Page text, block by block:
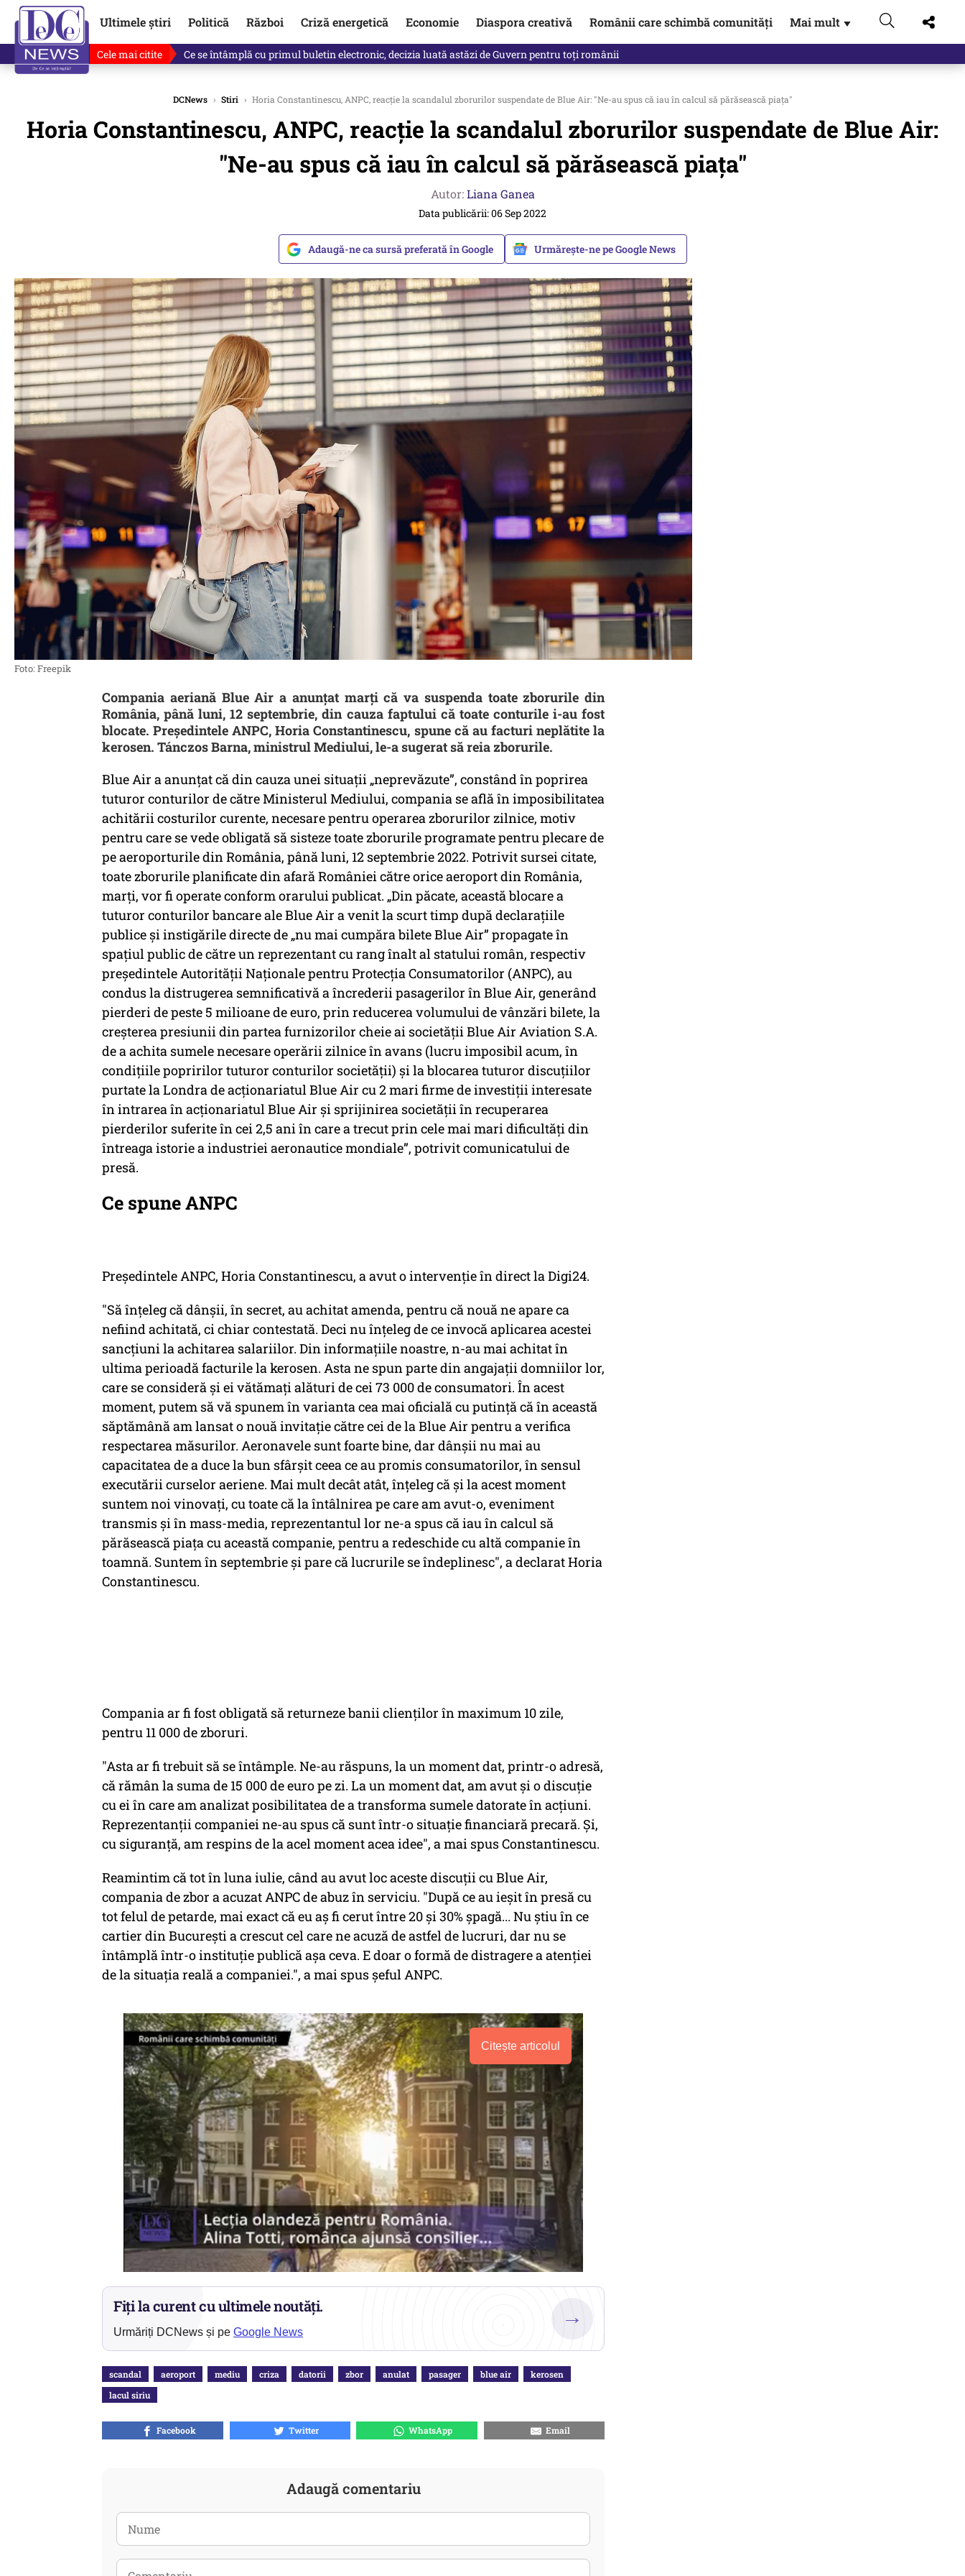
Ultimele știri Politică Război Criză energetică Economie Diaspora creativă Românii care schimbă comunități Mai mult ▼
Cele mai citite Ce se întâmplă cu primul buletin electronic, decizia luată astăzi de Guvern pentru toți românii
DCNews › Stiri › Horia Constantinescu, ANPC, reacţie la scandalul zborurilor suspendate de Blue Air: "Ne-au spus că iau în calcul să părăsească piaţa"
Horia Constantinescu, ANPC, reacţie la scandalul zborurilor suspendate de Blue Air:
"Ne-au spus că iau în calcul să părăsească piaţa"
Autor:Liana Ganea
Data publicării: 06 Sep 2022
Adaugă-ne ca sursă preferată în Google Urmărește-ne pe Google News
Foto: Freepik
Compania aeriană Blue Air a anunțat marți că va suspenda toate zborurile din
România, până luni, 12 septembrie, din cauza faptului că toate conturile i-au fost
blocate. Preşedintele ANPC, Horia Constantinescu, spune că au facturi neplătite la
kerosen. Tánczos Barna, ministrul Mediului, le-a sugerat să reia zborurile.
Blue Air a anunţat că din cauza unei situații „neprevăzute”, constând în poprirea
tuturor conturilor de către Ministerul Mediului, compania se află în imposibilitatea
achitării costurilor curente, necesare pentru operarea zborurilor zilnice, motiv
pentru care se vede obligată să sisteze toate zborurile programate pentru plecare de
pe aeroporturile din România, până luni, 12 septembrie 2022. Potrivit sursei citate,
toate zborurile planificate din afară României către orice aeroport din România,
marți, vor fi operate conform orarului publicat. „Din păcate, această blocare a
tuturor conturilor bancare ale Blue Air a venit la scurt timp după declarațiile
publice și instigările directe de „nu mai cumpăra bilete Blue Air” propagate în
spațiul public de către un reprezentant cu rang înalt al statului român, respectiv
președintele Autorității Naționale pentru Protecția Consumatorilor (ANPC), au
condus la distrugerea semnificativă a încrederii pasagerilor în Blue Air, generând
pierderi de peste 5 milioane de euro, prin reducerea volumului de vânzări bilete, la
creșterea presiunii din partea furnizorilor cheie ai societății Blue Air Aviation S.A.
de a achita sumele necesare operării zilnice în avans (lucru imposibil acum, în
condițiile popririlor tuturor conturilor societății) și la blocarea tuturor discuțiilor
purtate la Londra de acționariatul Blue Air cu 2 mari firme de investiții interesate
în intrarea în acționariatul Blue Air și sprijinirea societății în recuperarea
pierderilor suferite în cei 2,5 ani în care a trecut prin cele mai mari dificultăți din
întreaga istorie a industriei aeronautice mondiale”, potrivit comunicatului de
presă.
Ce spune ANPC
Preşedintele ANPC, Horia Constantinescu, a avut o intervenţie în direct la Digi24.
"Să înţeleg că dânşii, în secret, au achitat amenda, pentru că nouă ne apare ca
nefiind achitată, ci chiar contestată. Deci nu înţeleg de ce invocă aplicarea acestei
sancţiuni la achitarea salariilor. Din informaţiile noastre, n-au mai achitat în
ultima perioadă facturile la kerosen. Asta ne spun parte din angajaţii domniilor lor,
care se consideră şi ei vătămaţi alături de cei 73 000 de consumatori. În acest
moment, putem să vă spunem în varianta cea mai oficială cu putinţă că în această
săptămână am lansat o nouă invitaţie către cei de la Blue Air pentru a verifica
respectarea măsurilor. Aeronavele sunt foarte bine, dar dânşii nu mai au
capacitatea de a duce la bun sfârşit ceea ce au promis consumatorilor, în sensul
executării curselor aeriene. Mai mult decât atât, înţeleg că şi la acest moment
suntem noi vinovaţi, cu toate că la întâlnirea pe care am avut-o, eveniment
transmis şi în mass-media, reprezentantul lor ne-a spus că iau în calcul să
părăsească piaţa cu această companie, pentru a redeschide cu altă companie în
toamnă. Suntem în septembrie şi pare că lucrurile se îndeplinesc", a declarat Horia
Constantinescu.
Compania ar fi fost obligată să returneze banii clienţilor în maximum 10 zile,
pentru 11 000 de zboruri.
"Asta ar fi trebuit să se întâmple. Ne-au răspuns, la un moment dat, printr-o adresă,
că rămân la suma de 15 000 de euro pe zi. La un moment dat, am avut şi o discuţie
cu ei în care am analizat posibilitatea de a transforma sumele datorate în acţiuni.
Reprezentanţii companiei ne-au spus că sunt într-o situaţie financiară precară. Şi,
cu siguranţă, am respins de la acel moment acea idee", a mai spus Constantinescu.
Reamintim că tot în luna iulie, când au avut loc aceste discuţii cu Blue Air,
compania de zbor a acuzat ANPC de abuz în serviciu. "După ce au ieşit în presă cu
tot felul de petarde, mai exact că eu aş fi cerut între 20 şi 30% şpagă... Nu ştiu în ce
cartier din Bucureşti a crescut cel care ne acuză de astfel de lucruri, dar nu se
întâmplă într-o instituţie publică aşa ceva. E doar o formă de distragere a atenţiei
de la situaţia reală a companiei.", a mai spus şeful ANPC.
Citește articolul
Fiți la curent cu ultimele noutăți.
Urmăriți DCNews și pe Google News
→
scandal aeroport mediu criza datorii zbor anulat pasager blue air
kerosen
lacul siriu
Facebook Twitter WhatsApp Email
Adaugă comentariu